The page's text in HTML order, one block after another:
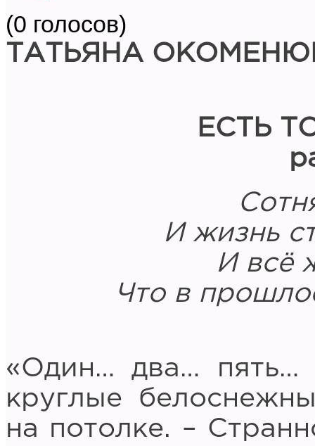
(0 голосов)
ТАТЬЯНА
ЕСТЬ
И жизнь
И всё
Что в
«Один… два… пять…
круглые
на потолке. –